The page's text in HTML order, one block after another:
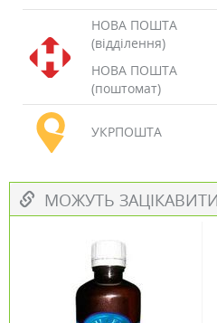
НОВА ПОШТА
(відділення)
НОВА ПОШТА
(поштомат)
УКРПОШТА
МОЖУТЬ ЗАЦІКАВИТИ